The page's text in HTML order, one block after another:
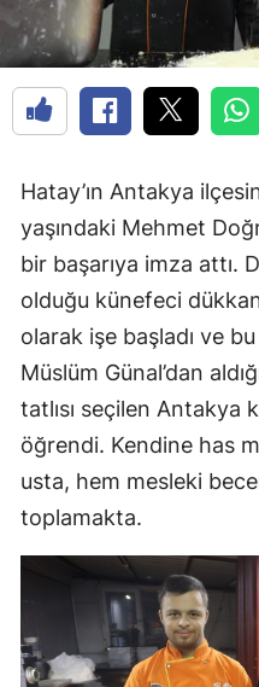
Hatay’ın Antakya
yaşındaki Mehmet
bir başarıya imza attı.
olduğu künefeci
olarak işe başladı ve
Müslüm Günal’dan
tatlısı seçilen Antakya
öğrendi. Kendine has
usta, hem mesleki
toplamakta.